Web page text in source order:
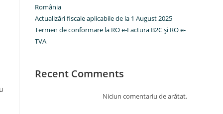
România
Actualizări fiscale aplicabile de la 1 August 2025
Termen de conformare la RO e-Factura B2C şi RO e-
TVA
Recent Comments
Niciun comentariu de arătat.